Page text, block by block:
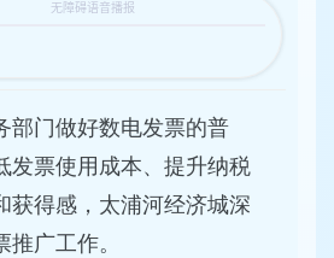
部门做好数电发票的普
发票使用成本、提升纳税
获得感，太浦河经济城深
广工作。